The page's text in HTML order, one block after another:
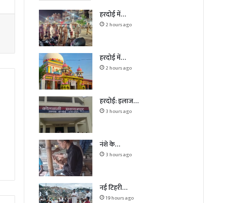
हरदोई में…
2 hours ago
हरदोई में…
2 hours ago
हरदोई: इलाज…
3 hours ago
नंशे के…
3 hours ago
नई टिहरी…
19 hours ago